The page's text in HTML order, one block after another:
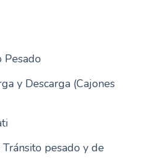
r
n
p
a
Pesado
y Descarga (Cajones
pesado y de